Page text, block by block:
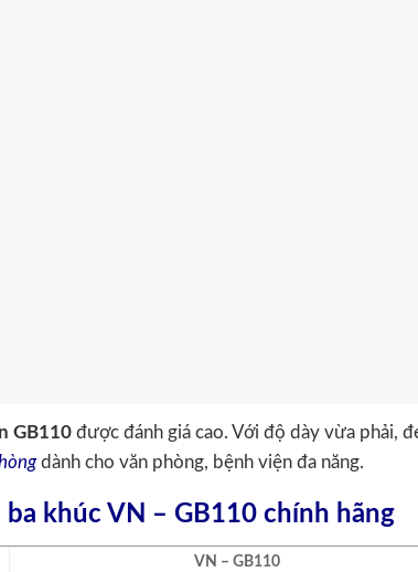
GB110 được đánh giá cao. Với độ dày vừa phải,
dành cho văn phòng, bệnh viện đa năng.
khúc VN – GB110 chính hãng
VN – GB110